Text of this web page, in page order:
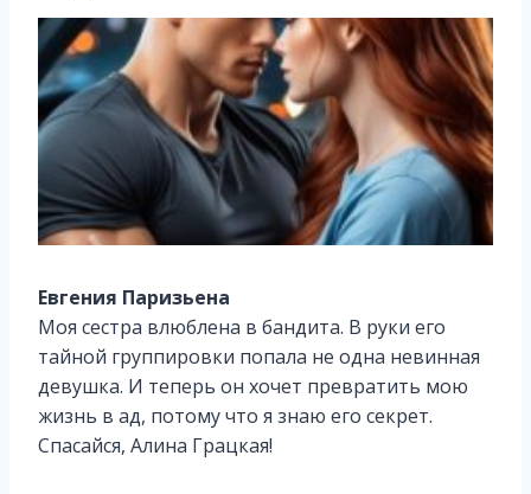
Евгения Паризьена
Моя сестра влюблена в бандита. В руки его
тайной группировки попала не одна невинная
девушка. И теперь он хочет превратить мою
жизнь в ад, потому что я знаю его секрет.
Спасайся, Алина Грацкая!